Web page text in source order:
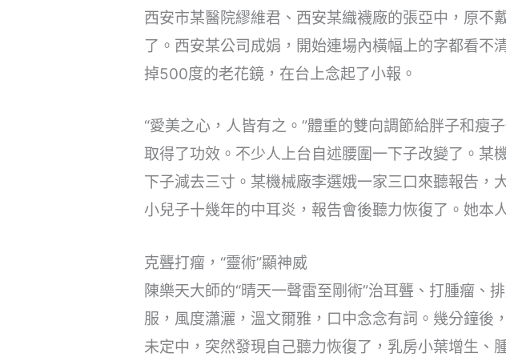
西安市某醫院繆維君、西安某織襪廠的張亞中，原不
了。西安某公司成娟，開始連場內橫幅上的字都看
掉500度的老花鏡，在台上念起了小報。
“愛美之心，人皆有之。”體重的雙向調節給胖子和瘦
取得了功效。不少人上台自述腰圍一下子改變了。某
下子減去三寸。某機械廠李選娥一家三口來聽報告，
小兒子十幾年的中耳炎，報告會後聽力恢復了。她本
克聾打瘤，“靈術”顯神威
陳樂天大師的“晴天一聲雷至剛術”治耳聾、打腫瘤、
服，風度瀟灑，溫文爾雅，口中念念有詞。幾分鐘後
未定中，突然發現自己聽力恢復了，乳房小葉增生